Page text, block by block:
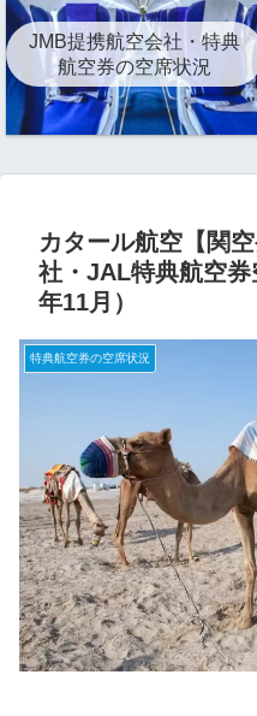
JMB提携航空会社・特典
航空券の空席状況
カタール航空【関
社・JAL特典航空
年11月）
特典航空券の空席状況